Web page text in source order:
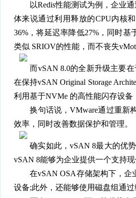
以Redis性能测试为例，企业通
体来说通过利用释放的CPU内核
36%，将延迟率降低27%，同时
类似 SRIOV的性能，而不丧失
而vSAN 8.0的全新升级主要在于
在保持vSAN Original Storage
利用基于NVMe 的高性能闪存设
换句话说，VMware通过重新构
效率，同时改善数据保护和管理。
确实如此，vSAN 8最大的优势
vSAN 8能够为企业提供一个支持
在vSAN OSA存储架构下，企
设备;此外，还能够使用磁盘组通